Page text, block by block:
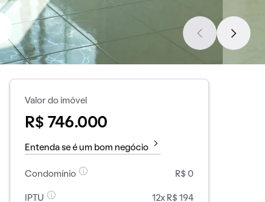
Valor do imóvel
R$ 746.000
Entenda se é um bom negócio
Condomínio R$ 0
IPTU 12x R$ 194